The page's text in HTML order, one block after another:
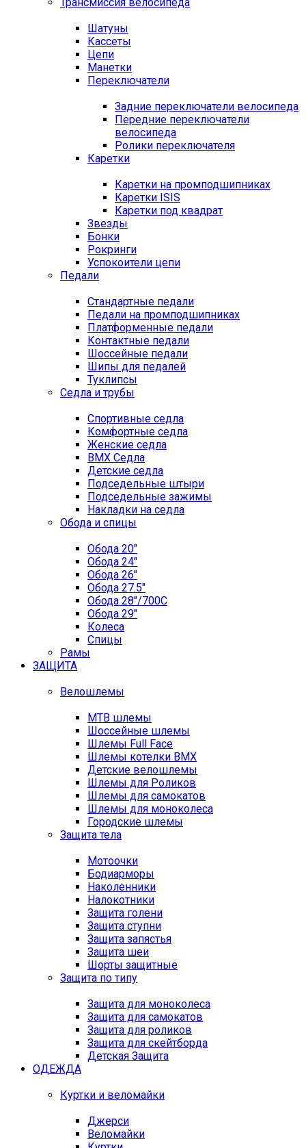
Шатуны
Кассеты
Цепи
Манетки
Переключатели
Задние переключатели велосипеда
Передние переключатели
велосипеда
Ролики переключателя
Каретки
Каретки на промподшипниках
Каретки ISIS
Каретки под квадрат
Звезды
Бонки
Рокринги
Успокоители цепи
Педали
Стандартные педали
Педали на промподшипниках
Платформенные педали
Контактные педали
Шоссейные педали
Шипы для педалей
Туклипсы
Седла и трубы
Спортивные седла
Комфортные седла
Женские седла
BMX Седла
Детские седла
Подседельные штыри
Подседельные зажимы
Накладки на седла
Обода и спицы
Обода 20"
Обода 24"
Обода 26"
Обода 27.5"
Обода 28"/700C
Обода 29"
Колеса
Спицы
Рамы
ЗАЩИТА
Велошлемы
MTB шлемы
Шоссейные шлемы
Шлемы Full Face
Шлемы котелки BMX
Детские велошлемы
Шлемы для Роликов
Шлемы для самокатов
Шлемы для моноколеса
Городские шлемы
Защита тела
Мотоочки
Бодиарморы
Наколенники
Налокотники
Защита голени
Защита ступни
Защита запястья
Защита шеи
Шорты защитные
Защита по типу
Защита для моноколеса
Защита для самокатов
Защита для роликов
Защита для скейтборда
Детская Защита
ОДЕЖДА
Куртки и веломайки
Джерси
Веломайки